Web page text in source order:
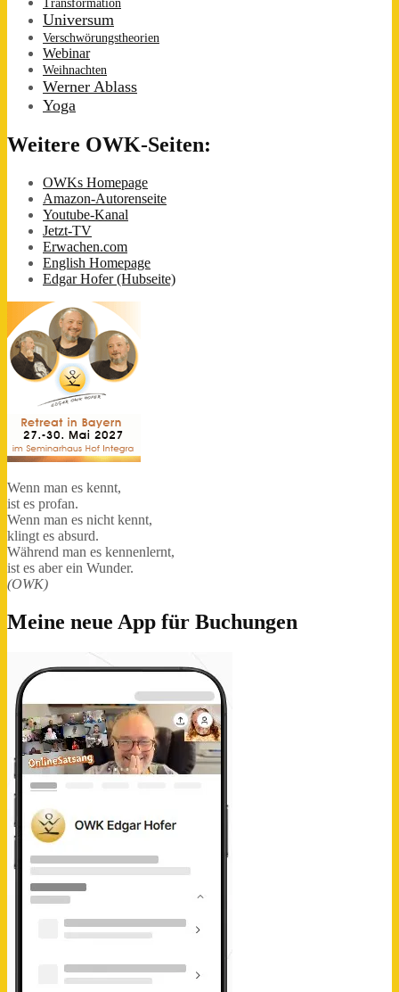
Transformation
Universum
Verschwörungstheorien
Webinar
Weihnachten
Werner Ablass
Yoga
Weitere OWK-Seiten:
OWKs Homepage
Amazon-Autorenseite
Youtube-Kanal
Jetzt-TV
Erwachen.com
English Homepage
Edgar Hofer (Hubseite)
Wenn man es kennt,
ist es profan.
Wenn man es nicht kennt,
klingt es absurd.
Während man es kennenlernt,
ist es aber ein Wunder.
(OWK)
Meine neue App für Buchungen